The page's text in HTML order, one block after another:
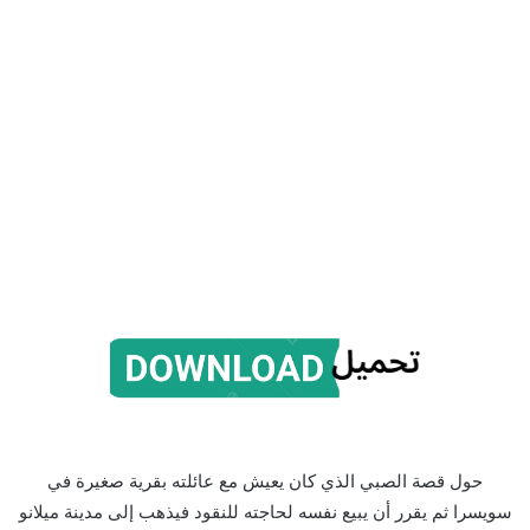
حول قصة الصبي الذي كان يعيش مع عائلته بقرية صغيرة في
سويسرا ثم يقرر أن يبيع نفسه لحاجته للنقود فيذهب إلى مدينة ميلانو